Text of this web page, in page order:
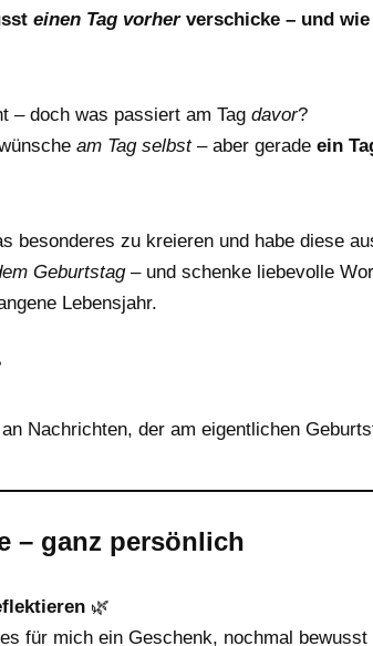
einen Tag vorherverschicke – und
– doch was passiert am Tag davor?
am Tag selbst– aber gerade ein
besonderes zu kreieren und habe diese
Geburtstag– und schenke liebevolle
Lebensjahr.
Nachrichten, der am eigentlichen
– ganz persönlich
🌿
für mich ein Geschenk, nochmal bewusst